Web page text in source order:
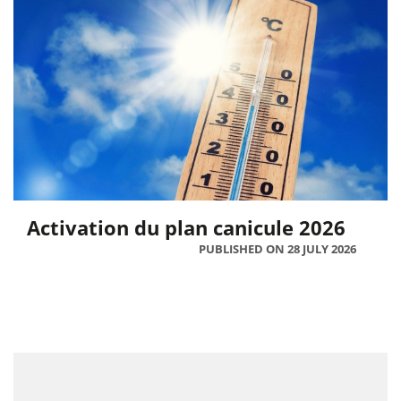
Activation du plan canicule 2026
PUBLISHED ON 28 JULY 2026